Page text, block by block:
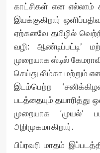
காட்சிகள் என
இயக்குகிறார்
ஏற்கனவே தமிழில்
வழி: ஆண்டிப்பட்டி’
முறையாக ஸ்டில்
செய்து லிம்கா மற்றும்
இடம்பெற்ற
படத்தையும் தயாரித்து
முறையாக ‘முயல்’
அறிமுகமாகிறார்.
பிப்ரவரி மாதம்